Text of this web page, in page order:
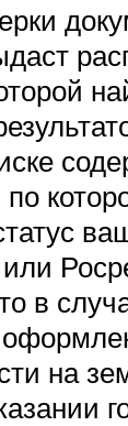
в
на